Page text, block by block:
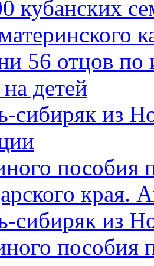
кубанских
56 отцов по
детей
сибиряк из
пособия
края.
сибиряк из
пособия